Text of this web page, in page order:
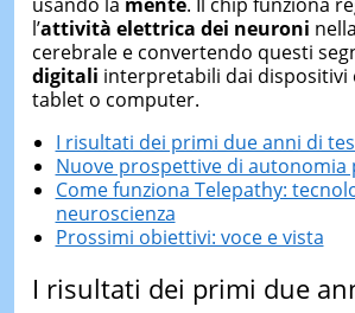
l’attività elettrica dei neuroni
cerebrale e convertendo questi
digitali interpretabili dai dispositivi
tablet o computer.
I risultati dei primi due anni di
Nuove prospettive di autonomia
Come funziona Telepathy:
neuroscienza
Prossimi obiettivi: voce e vista
I risultati dei primi due